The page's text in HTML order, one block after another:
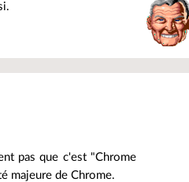
pas que c'est "Chrome
majeure de Chrome.